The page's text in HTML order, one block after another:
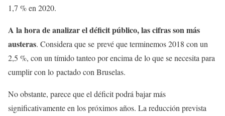
1,7 % en 2020.
A la hora de analizar el déficit público, las cifras son más
austeras. Considera que se prevé que terminemos 2018 con un
2,5 %, con un tímido tanteo por encima de lo que se necesita para
cumplir con lo pactado con Bruselas.
No obstante, parece que el déficit podrá bajar más
significativamente en los próximos años. La reducción prevista